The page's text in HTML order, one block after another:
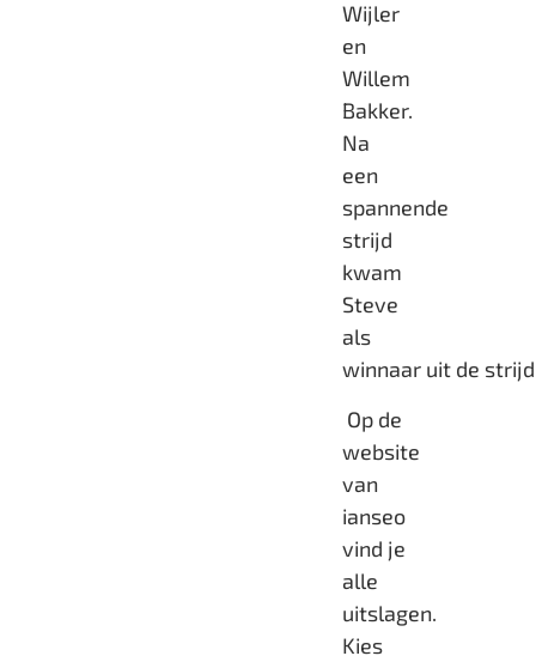
Wijler
en
Willem
Bakker.
Na
een
spannende
strijd
kwam
Steve
als
winnaar uit de
Op de
website
van
ianseo
vind je
alle
uitslagen.
Kies